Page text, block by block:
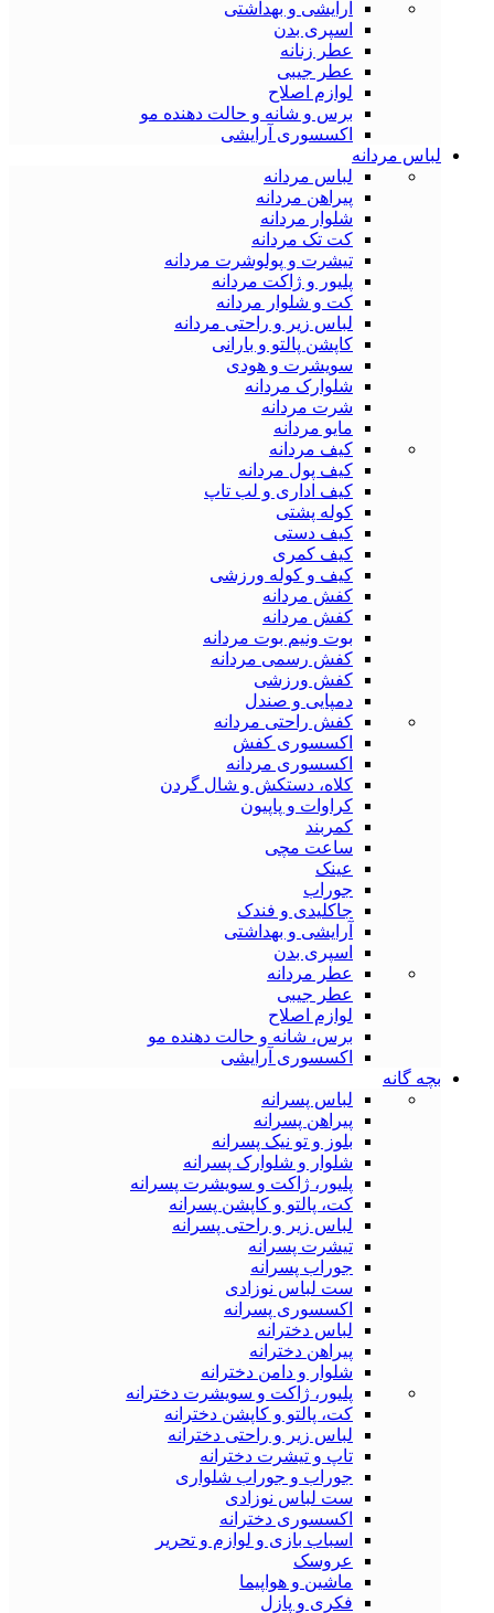
آرایشی و بهداشتی
اسپری بدن
عطر زنانه
عطر جیبی
لوازم اصلاح
برس و شانه و حالت دهنده مو
اکسسوری آرایشی
لباس مردانه
لباس مردانه
پیراهن مردانه
شلوار مردانه
کت تک مردانه
تیشرت و پولوشرت مردانه
پلیور و ژاکت مردانه
کت و شلوار مردانه
لباس زیر و راحتی مردانه
کاپشن پالتو و بارانی
سویشرت و هودی
شلوارک مردانه
شرت مردانه
مایو مردانه
کیف مردانه
کیف پول مردانه
کیف اداری و لب تاپ
کوله پشتی
کیف دستی
کیف کمری
کیف و کوله ورزشی
کفش مردانه
کفش مردانه
بوت ونیم بوت مردانه
کفش رسمی مردانه
کفش ورزشی
دمپایی و صندل
کفش راحتی مردانه
اکسسوری کفش
اکسسوری مردانه
کلاه، دستکش و شال گردن
کراوات و پاپیون
کمربند
ساعت مچی
عینک
جوراب
جاکلیدی و فندک
آرایشی و بهداشتی
اسپری بدن
عطر مردانه
عطر جیبی
لوازم اصلاح
برس، شانه و حالت دهنده مو
اکسسوری آرایشی
بچه گانه
لباس پسرانه
پیراهن پسرانه
بلوز و تو نیک پسرانه
شلوار و شلوارک پسرانه
پلیور، ژاکت و سویشرت پسرانه
کت، پالتو و کاپشن پسرانه
لباس زیر و راحتی پسرانه
تیشرت پسرانه
جوراب پسرانه
ست لباس نوزادی
اکسسوری پسرانه
لباس دخترانه
پیراهن دخترانه
شلوار و دامن دخترانه
پلیور، ژاکت و سویشرت دخترانه
کت، پالتو و کاپشن دخترانه
لباس زیر و راحتی دخترانه
تاپ و تیشرت دخترانه
جوراب و جوراب شلواری
ست لباس نوزادی
اکسسوری دخترانه
اسباب بازی و لوازم و تحریر
عروسک
ماشین و هواپیما
فکری و پازل